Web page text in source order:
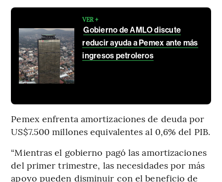
VER +
Gobierno de AMLO discute
reducir ayuda a Pemex ante más
ingresos petroleros
Pemex enfrenta amortizaciones de deuda por
US$7.500 millones equivalentes al 0,6% del PIB.
“Mientras el gobierno pagó las amortizaciones
del primer trimestre, las necesidades por más
apoyo pueden disminuir con el beneficio de